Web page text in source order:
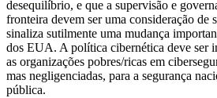
desequilíbrio, e que a supervisão e
fronteira devem ser uma consideração de
sinaliza sutilmente uma mudança
dos EUA. A política cibernética deve ser
as organizações pobres/ricas em
mas negligenciadas, para a segurança
pública.